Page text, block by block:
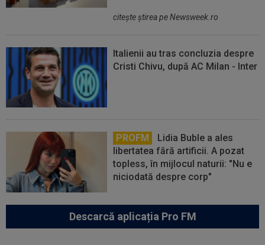
citeşte ştirea pe Newsweek.ro
Italienii au tras concluzia despre
Cristi Chivu, după AC Milan - Inter
PROFM
Lidia Buble a ales
libertatea fără artificii. A pozat
topless, în mijlocul naturii: "Nu e
niciodată despre corp"
Descarcă aplicația Pro FM